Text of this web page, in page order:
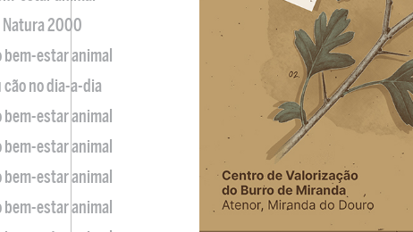
Natura 2000
bem-estar animal
cão no dia-a-dia
bem-estar animal
bem-estar animal
bem-estar animal
bem-estar animal